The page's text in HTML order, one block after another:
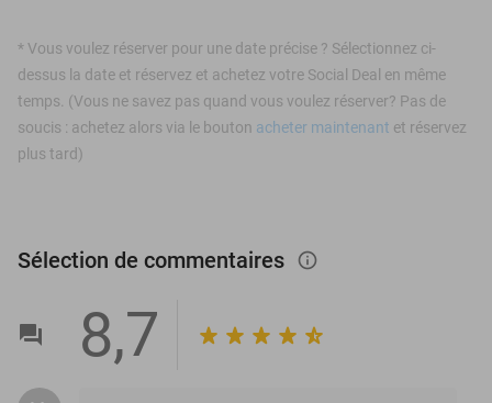
*Vous voulez réserver pour une date précise ? Sélectionnez ci-
dessus la date et réservez et achetez votre Social Deal en même
temps. (Vous ne savez pas quand vous voulez réserver? Pas de
soucis : achetez alors via le bouton acheter maintenant et réservez
plus tard)
Sélection de commentaires info_outlined
8,7